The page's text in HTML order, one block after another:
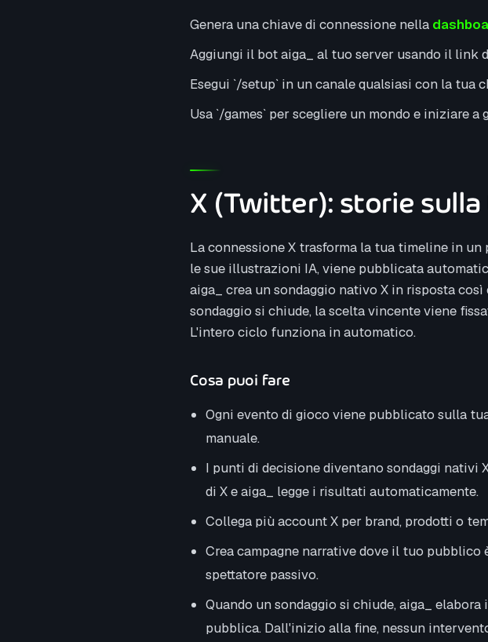
Genera una chiave di connessione nella
Aggiungi il bot aiga_ al tuo server usando il link
Esegui `/setup` in un canale qualsiasi con la tua
Usa `/games` per scegliere un mondo e iniziare a
X (Twitter): storie
La connessione X trasforma la tua timeline in
le sue illustrazioni IA, viene pubblicata
aiga_ crea un sondaggio nativo X in risposta
sondaggio si chiude, la scelta vincente viene
L'intero ciclo funziona in automatico.
Cosa puoi fare
Ogni evento di gioco viene pubblicato sulla
manuale.
I punti di decisione diventano sondaggi
di X e aiga_ legge i risultati automaticamente.
Collega più account X per brand, prodotti o
Crea campagne narrative dove il tuo
spettatore passivo.
Quando un sondaggio si chiude, aiga_
pubblica. Dall'inizio alla fine, nessun